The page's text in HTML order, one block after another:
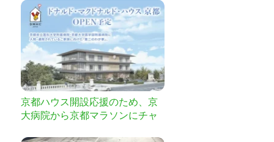
京都ハウス開設応援のため、京
大病院から京都マラソンにチャ